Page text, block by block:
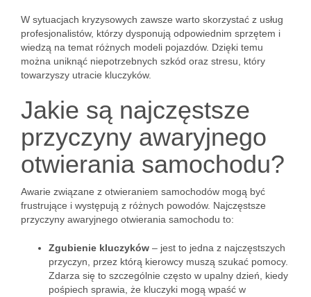
W sytuacjach kryzysowych zawsze warto skorzystać z usług
profesjonalistów, którzy dysponują odpowiednim sprzętem i
wiedzą na temat różnych modeli pojazdów. Dzięki temu
można uniknąć niepotrzebnych szkód oraz stresu, który
towarzyszy utracie kluczyków.
Jakie są najczęstsze
przyczyny awaryjnego
otwierania samochodu?
Awarie związane z otwieraniem samochodów mogą być
frustrujące i występują z różnych powodów. Najczęstsze
przyczyny awaryjnego otwierania samochodu to:
Zgubienie kluczyków – jest to jedna z najczęstszych
przyczyn, przez którą kierowcy muszą szukać pomocy.
Zdarza się to szczególnie często w upalny dzień, kiedy
pośpiech sprawia, że kluczyki mogą wpaść w